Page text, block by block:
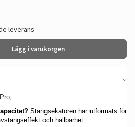
leverans
Lägg i varukorgen
Stångsekatören har utformats för
och hållbarhet.